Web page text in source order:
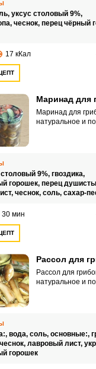
вкусные грибы с
мякотью. По-
уксус столовый 9%,
чеснок, перец чёрный
17 кКал
Маринад для
Маринад для
натуральное и
травы, залитые
создают
заполнения
грибами.
9%, гвоздика,
горошек, перец
чеснок, соль, сахар-
30 мин
Рассол для
Рассол для
натуральное и
создают
заполнения
грибами.
вода, соль, основные:,
чеснок, лавровый лист,
горошек